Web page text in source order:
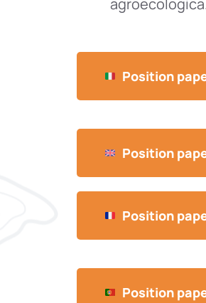
Position
Position
Position
Position